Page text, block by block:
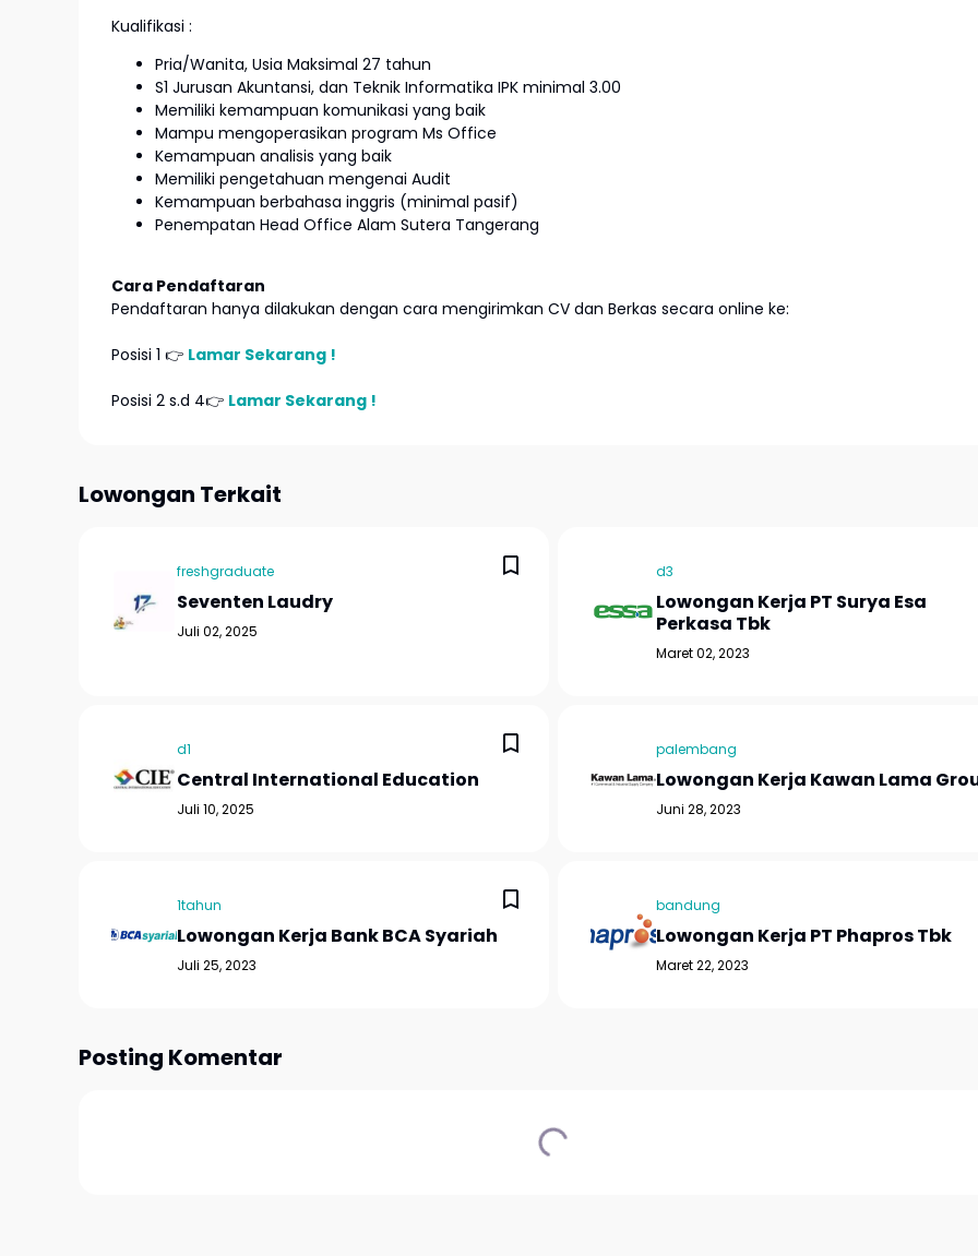
Kualifikasi :
Pria/Wanita, Usia Maksimal 27 tahun
S1 Jurusan Akuntansi, dan Teknik Informatika IPK minimal 3.00
Memiliki kemampuan komunikasi yang baik
Mampu mengoperasikan program Ms Office
Kemampuan analisis yang baik
Memiliki pengetahuan mengenai Audit
Kemampuan berbahasa inggris (minimal pasif)
Penempatan Head Office Alam Sutera Tangerang
Cara Pendaftaran
Pendaftaran hanya dilakukan dengan cara mengirimkan CV dan Berkas secara online ke:
Posisi 1 👉 Lamar Sekarang !
Posisi 2 s.d 4👉 Lamar Sekarang !
Lowongan Terkait
freshgraduate
Seventen Laudry
Juli 02, 2025
d3
Lowongan Kerja PT Surya Esa
Perkasa Tbk
Maret 02, 2023
d1
Central International Education
Juli 10, 2025
palembang
Lowongan Kerja Kawan Lama
Juni 28, 2023
1tahun
Lowongan Kerja Bank BCA Syariah
Juli 25, 2023
bandung
Lowongan Kerja PT Phapros Tbk
Maret 22, 2023
Posting Komentar